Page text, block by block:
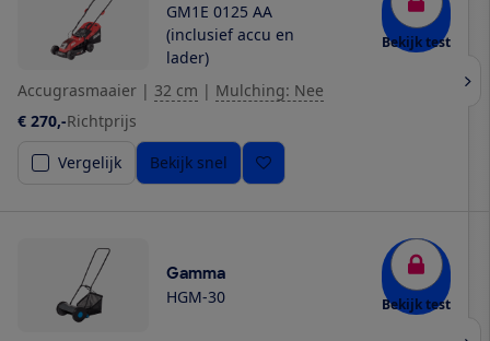
GM1E 0125 AA
(inclusief accu en
lader)
Bekijk test
Accugrasmaaier | 32 cm | Mulching: Nee
€ 270,-Richtprijs
Vergelijk
Bekijk snel
Gamma
HGM-30 Bekijk test